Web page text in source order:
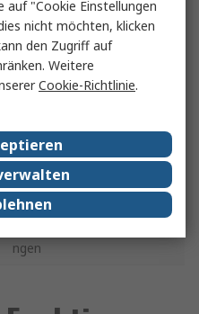
Prüfung von für
Bauinstallationen wie
Verkabelung,
Leistungsschalter und
Verteilungsplatinen sowie
Prüfung an der Quelle von
Niederspannungsanlagen,
einschließlich
Stromzählern,
Rippelsteuergeräten und
ngen
auf "Cookie Einstellungen
nicht möchten, klicken
den Zugriff auf
Weitere
Cookie-Richtlinie.